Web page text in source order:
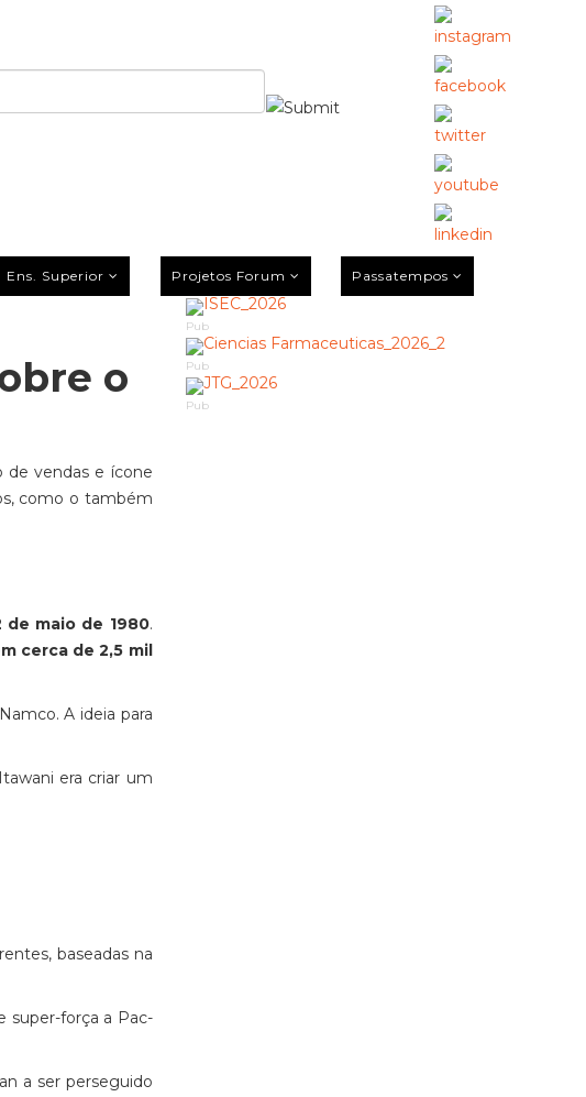
Ens. Superior Projetos Forum Passatempos
o
de vendas e ícone
como o também
de maio de 1980.
cerca de 2,5 mil
A ideia para
era criar um
baseadas na
super-força a Pac-
a ser perseguido
Pub
Pub
Pub